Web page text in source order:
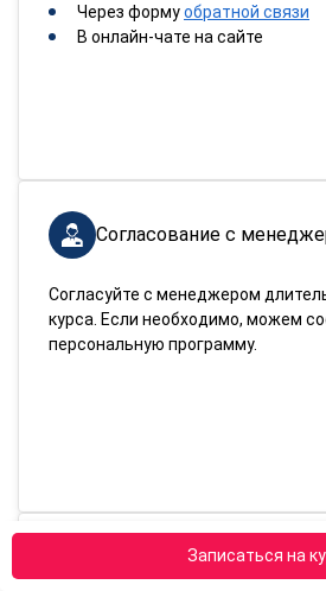
Записаться на
Через формуобратной связи
В онлайн-чате на сайте
Согласование с
Согласуйте с менеджером
курса. Если необходимо, можем
персональную программу.
Отправка документов